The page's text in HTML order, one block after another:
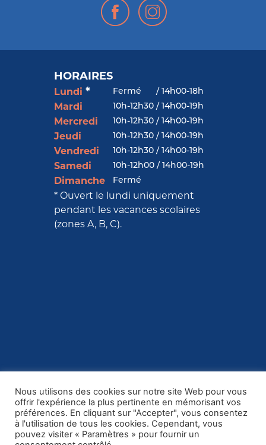
HORAIRES
Lundi *
Mardi
Mercredi
Jeudi
Vendredi
Samedi
Dimanche
Fermé / 14h00-18h
10h-12h30 / 14h00-19h
10h-12h30 / 14h00-19h
10h-12h30 / 14h00-19h
10h-12h30 / 14h00-19h
10h-12h00 / 14h00-19h
Fermé
* Ouvert le lundi uniquement
pendant les vacances scolaires
(zones A, B, C).
MENTIONS LÉGALES
Nous utilisons des cookies sur notre site Web pour vous
offrir l'expérience la plus pertinente en mémorisant vos
préférences. En cliquant sur "Accepter", vous consentez
à l'utilisation de tous les cookies. Cependant, vous
pouvez visiter « Paramètres » pour fournir un